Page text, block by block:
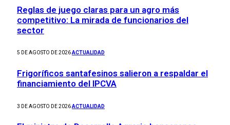
Reglas de juego claras para un agro más
competitivo: La mirada de funcionarios del
sector
5 DE AGOSTO DE 2026ACTUALIDAD
Frigoríficos santafesinos salieron a respaldar el
financiamiento del IPCVA
3 DE AGOSTO DE 2026ACTUALIDAD